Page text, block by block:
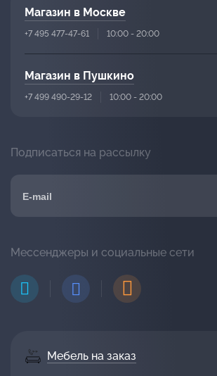
Мебель на заказ
Магазин в Москве
+7 495 477-47-61 10:00 - 20:00
Магазин в Пушкино
+7 499 490-29-12 10:00 - 20:00
Подписаться на рассылку
Мессенджеры и социальные сети